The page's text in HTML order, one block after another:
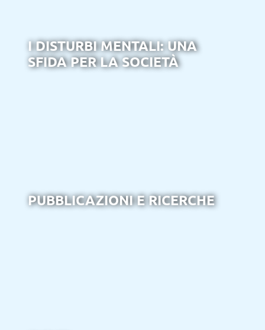
I DISTURBI MENTALI: UNA
SFIDA PER LA SOCIETÀ
PUBBLICAZIONI E RICERCHE